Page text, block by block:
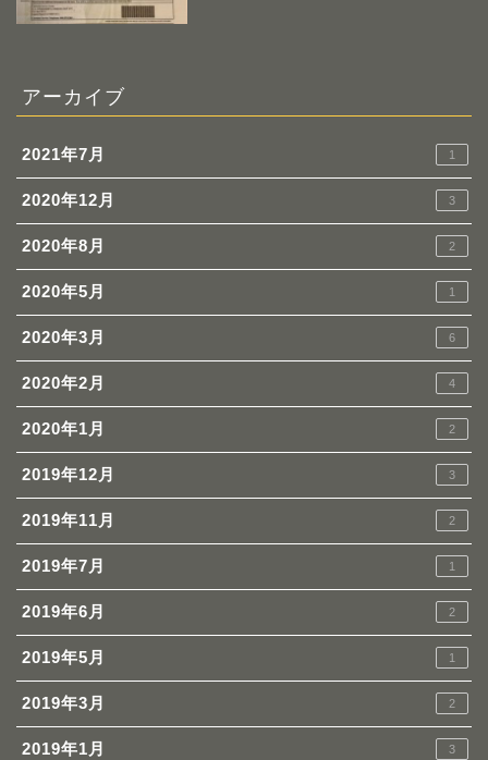
アーカイブ
2021年7月 1
2020年12月 3
2020年8月 2
2020年5月 1
2020年3月 6
2020年2月 4
2020年1月 2
2019年12月 3
2019年11月 2
2019年7月 1
2019年6月 2
2019年5月 1
2019年3月 2
2019年1月 3